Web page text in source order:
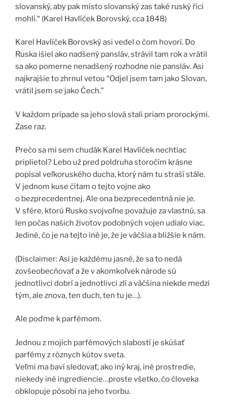
slovanský, aby pak místo slovanský zas také ruský říci
mohli.“ (Karel Havlíček Borovský, cca 1848)
Karel Havlíček Borovský asi vedel o čom hovorí. Do
Ruska išiel ako nadšený pansláv, strávil tam rok a vrátil
sa ako pomerne nenadšený rozhodne nie pansláv. Asi
najkrajšie to zhrnul vetou “Odjel jsem tam jako Slovan,
vrátil jsem se jako Čech.”
V každom prípade sa jeho slová stali priam prorockými.
Zase raz.
Prečo sa mi sem chudák Karel Havlíček nechtiac
priplietol? Lebo už pred poldruha storočím krásne
popísal veľkoruského ducha, ktorý nám tu straší stále.
V jednom kuse čítam o tejto vojne ako
o bezprecedentnej. Ale ona bezprecedentná nie je.
V sfére, ktorú Rusko svojvoľne považuje za vlastnú, sa
len počas našich životov podobných vojen udialo viac.
Jediné, čo je na tejto iné je, že je väčšia a bližšie k nám.
(Disclaimer: Asi je každému jasné, že sa to nedá
zovšeobecňovať a že v akomkoľvek národe sú
jednotlivci dobrí a jednotlivci zlí a väčšina niekde medzi
tým, ale znova, ten duch, ten tu je…).
Ale poďme k parfémom.
Jednou z mojich parfémových slabostí je skúšať
parfémy z rôznych kútov sveta.
Veľmi ma baví sledovať, ako iný kraj, iné prostredie,
niekedy iné ingrediencie…proste všetko, čo človeka
obklopuje pôsobí na jeho tvorbu.